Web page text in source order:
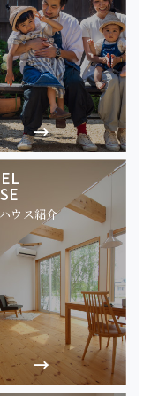
ウス紹介